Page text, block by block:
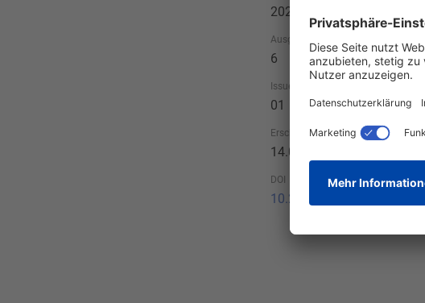
2026
Ausgabe
6
Issue
01
Erscheinungsdatum
14.04.2026
DOI
10.23786/2026-6-01